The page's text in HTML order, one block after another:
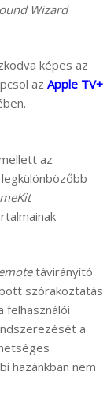
Wizard
képes az
az Apple TV+
az
távirányító
szórakoztatás
felhasználói
a
hazánkban nem